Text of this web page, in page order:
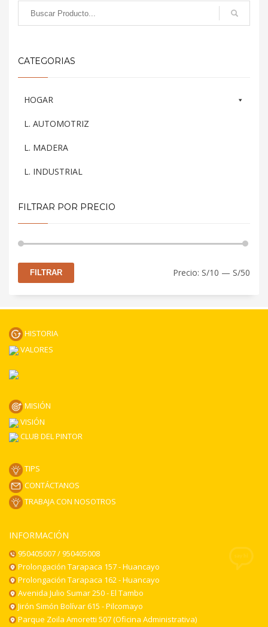
CATEGORIAS
HOGAR
L. AUTOMOTRIZ
L. MADERA
L. INDUSTRIAL
FILTRAR POR PRECIO
FILTRAR Precio: S/10 — S/50
HISTORIA
VALORES
MISIÓN
VISIÓN
CLUB DEL PINTOR
TIPS
CONTÁCTANOS
TRABAJA CON NOSOTROS
INFORMACIÓN
950405007 / 950405008
Prolongación Tarapaca 157 - Huancayo
Prolongación Tarapaca 162 - Huancayo
Avenida Julio Sumar 250 - El Tambo
Jirón Simón Bolívar 615 - Pilcomayo
Parque Zoila Amoretti 507 (Oficina Administrativa)